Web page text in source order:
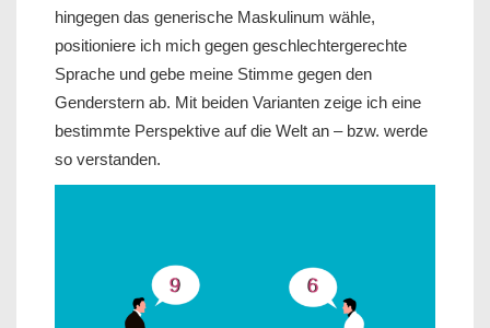
hingegen das generische Maskulinum wähle,
positioniere ich mich gegen geschlechtergerechte
Sprache und gebe meine Stimme gegen den
Genderstern ab. Mit beiden Varianten zeige ich eine
bestimmte Perspektive auf die Welt an – bzw. werde
so verstanden.